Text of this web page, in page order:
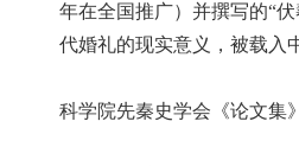
年在全国推广）并撰写的“
代婚礼的现实意义，被载入
科学院先秦史学会《论文集